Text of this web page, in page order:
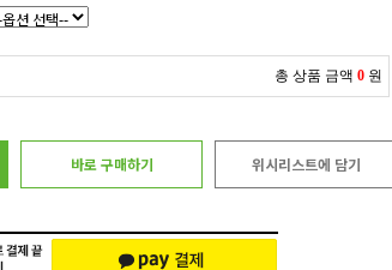
총 상품 금액 0 원
바로 구매하기 위시리스트에 담기